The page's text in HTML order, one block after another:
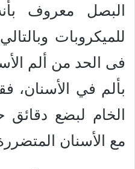
البصل معروف
للميكروبات
فى الحد من ألم
بألم في الأسنان،
الخام لبضع دقائق
مع الأسنان